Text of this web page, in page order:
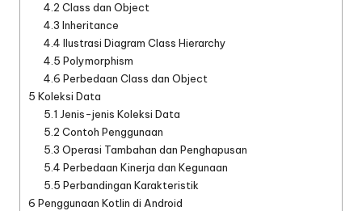
4.2 Class dan Object
4.3 Inheritance
4.4 Ilustrasi Diagram Class Hierarchy
4.5 Polymorphism
4.6 Perbedaan Class dan Object
5 Koleksi Data
5.1 Jenis-jenis Koleksi Data
5.2 Contoh Penggunaan
5.3 Operasi Tambahan dan Penghapusan
5.4 Perbedaan Kinerja dan Kegunaan
5.5 Perbandingan Karakteristik
6 Penggunaan Kotlin di Android